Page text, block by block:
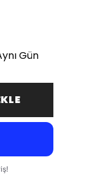
Gün